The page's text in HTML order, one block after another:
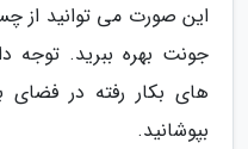
این صورت می توانید از
جونت بهره ببرید. توجه
های بکار رفته در
بپوشانید.